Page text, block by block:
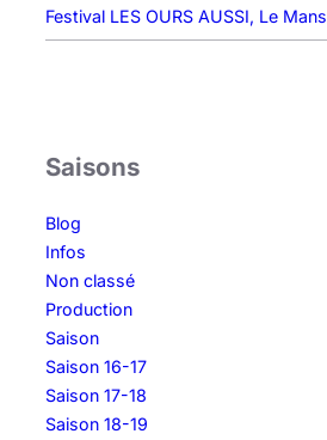
Festival LES OURS AUSSI, Le Mans
Saisons
Blog
Infos
Non classé
Production
Saison
Saison 16-17
Saison 17-18
Saison 18-19